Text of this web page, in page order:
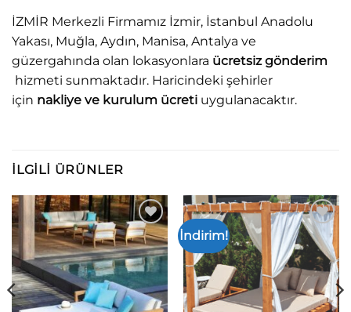
İZMİR Merkezli Firmamız İzmir, İstanbul Anadolu
Yakası, Muğla, Aydın, Manisa, Antalya ve
güzergahında olan lokasyonlara ücretsiz gönderim
hizmeti sunmaktadır. Haricindeki şehirler
için nakliye ve kurulum ücreti uygulanacaktır.
İLGILI ÜRÜNLER
Add to
wishlist
İndirim!
Add to
wishlist